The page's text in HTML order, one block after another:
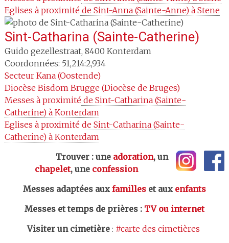
Eglises à proximité de Sint-Anna (Sainte-Anne) à Stene
Sint-Catharina (Sainte-Catherine)
Guido gezellestraat, 8400 Konterdam
Coordonnées: 51,214:2,934
Secteur Kana (Oostende)
Diocèse Bisdom Brugge (Diocèse de Bruges)
Messes à proximité de Sint-Catharina (Sainte-
Catherine) à Konterdam
Eglises à proximité de Sint-Catharina (Sainte-
Catherine) à Konterdam
Trouver : une adoration, un
chapelet, une confession
Messes adaptées aux familleset aux enfants
Messes et temps de prières: TV ou internet
Visiter un cimetière: #carte des cimetières